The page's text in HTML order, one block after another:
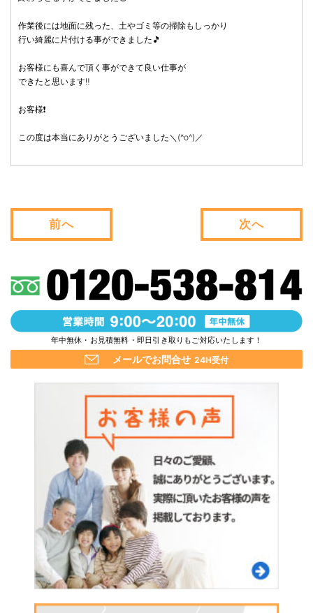
作業後には地面に残った、土やゴミ等の掃除もしっかり
行い綺麗に片付ける事ができました🎵
お客様にも喜んで頂く事ができて良い仕事が
できたと思います‼️
お客様❗
この度は本当にありがとうございました＼(^o^)／
前へ 次へ
年中無休・お見積無料・即日引き取りもご対応いたします！
メールでお問合せ 24H受付